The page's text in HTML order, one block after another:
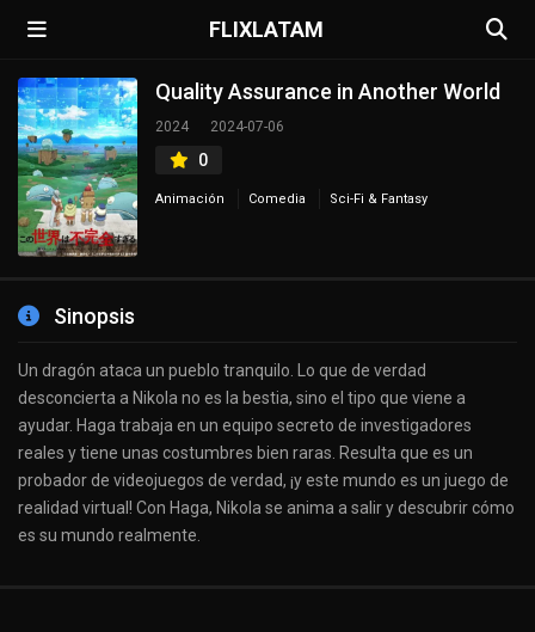
FLIXLATAM
Quality Assurance in Another World
2024 2024-07-06
0
Animación Comedia Sci-Fi & Fantasy
Sinopsis
Un dragón ataca un pueblo tranquilo. Lo que de verdad
desconcierta a Nikola no es la bestia, sino el tipo que viene a
ayudar. Haga trabaja en un equipo secreto de investigadores
reales y tiene unas costumbres bien raras. Resulta que es un
probador de videojuegos de verdad, ¡y este mundo es un juego de
realidad virtual! Con Haga, Nikola se anima a salir y descubrir cómo
es su mundo realmente.